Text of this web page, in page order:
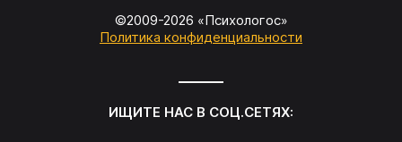
©2009-2026 «Психологос»
Политика конфиденциальности
ИЩИТЕ НАС В СОЦ.СЕТЯХ: